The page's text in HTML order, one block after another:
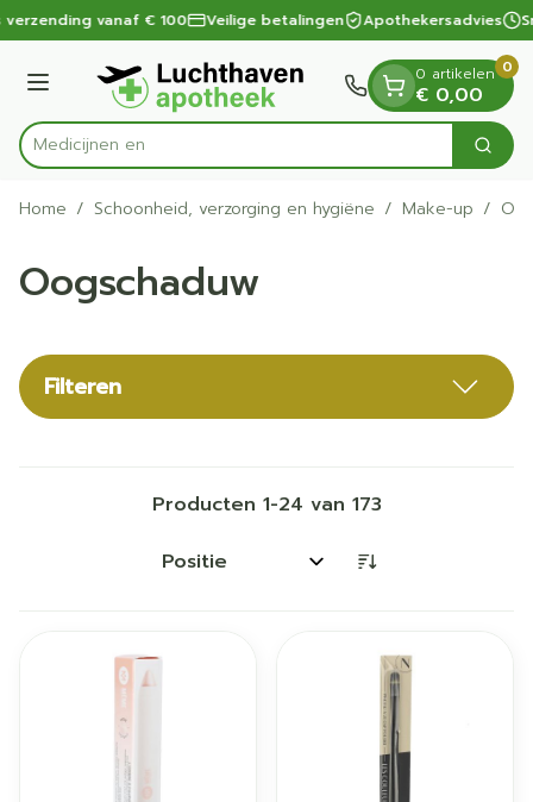
Ga naar de inhoud
1 van 1 vanaf € 100 Veilige betalingen Apothekersadvies
Menu
Product, merk, categorie... Zoek
0 artikelen
€ 0,00
0
Home / Schoonheid, verzorging en hygiëne / Make-up /
Oogschaduw
Filteren
Producten 1-24 van 173
Sorteer op: